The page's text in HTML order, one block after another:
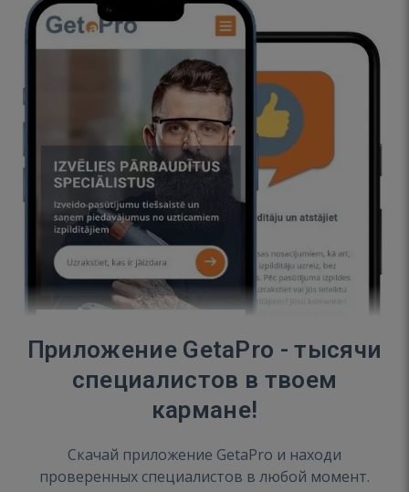
Приложение GetaPro - тысячи
специалистов в твоем
кармане!
Скачай приложение GetaPro и находи
проверенных специалистов в любой момент.